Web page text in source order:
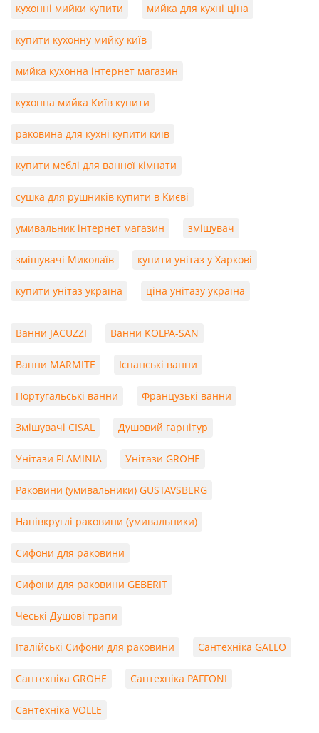
кухонні мийки купити мийка для кухні ціна
купити кухонну мийку київ
мийка кухонна інтернет магазин
кухонна мийка Київ купити
раковина для кухні купити київ
купити меблі для ванної кімнати
сушка для рушників купити в Києві
умивальник інтернет магазин змішувач
змішувачі Миколаїв купити унітаз у Харкові
купити унітаз україна ціна унітазу україна
Ванни JACUZZI Ванни KOLPA-SAN
Ванни MARMITE Іспанські ванни
Португальські ванни Французькі ванни
Змішувачі CISAL Душовий гарнітур
Унітази FLAMINIA Унітази GROHE
Раковини (умивальники) GUSTAVSBERG
Напівкруглі раковини (умивальники)
Сифони для раковини
Сифони для раковини GEBERIT
Чеські Душові трапи
Італійські Сифони для раковини Сантехніка GALLO
Сантехніка GROHE Сантехніка PAFFONI
Сантехніка VOLLE